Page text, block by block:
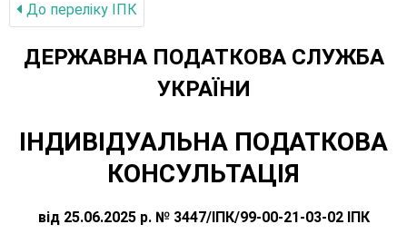
До переліку IПК
ДЕРЖАВНА ПОДАТКОВА СЛУЖБА
УКРАЇНИ
ІНДИВІДУАЛЬНА ПОДАТКОВА
КОНСУЛЬТАЦІЯ
від 25.06.2025 р. № 3447/ІПК/99-00-21-03-02 ІПК